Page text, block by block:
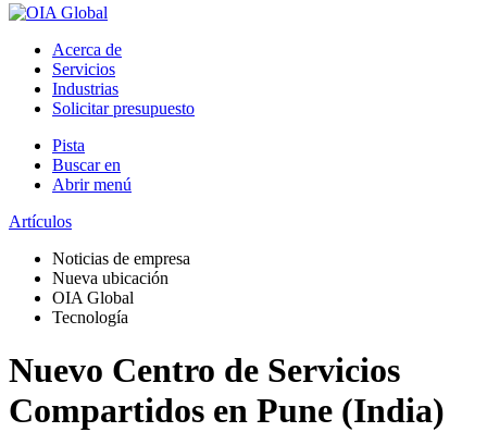
Acerca de
Servicios
Industrias
Solicitar presupuesto
Pista
Buscar en
Abrir menú
Artículos
Noticias de empresa
Nueva ubicación
OIA Global
Tecnología
Nuevo Centro de Servicios
Compartidos en Pune (India)